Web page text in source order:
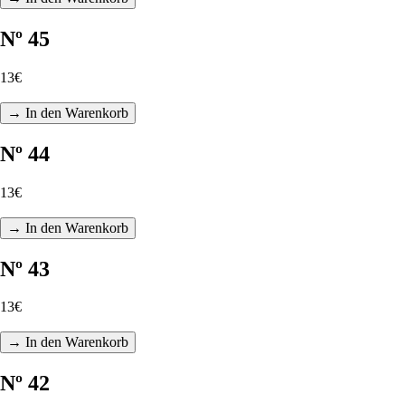
Nº 45
13€
→ In den Warenkorb
Nº 44
13€
→ In den Warenkorb
Nº 43
13€
→ In den Warenkorb
Nº 42